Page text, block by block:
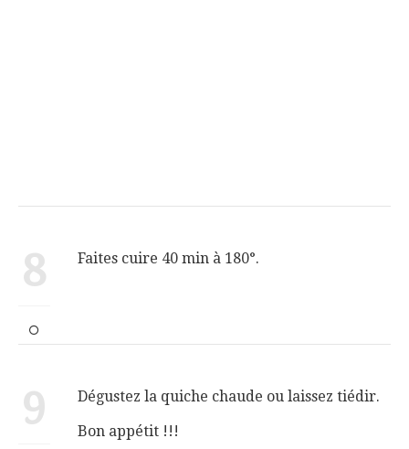
8 Faites cuire 40 min à 180°.
9
Dégustez la quiche chaude ou laissez tiédir.
Bon appétit !!!